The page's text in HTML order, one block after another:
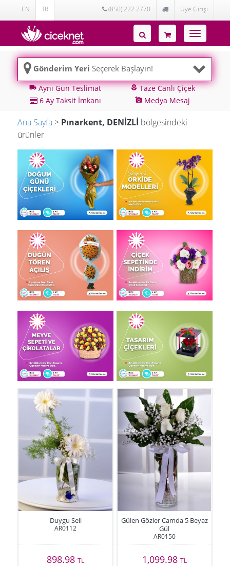
EN TR (850) 222 2770 Üye Girişi
Toggle
navigation
Gönderim Yeri Seçerek Başlayın!
local_shippingAynı Gün Teslimat local_floristTaze Canlı Çiçek
6 Ay Taksit İmkanı
add_a_photo Medya Mesaj
Ana Sayfa > Pınarkent, DENİZLİ bölgesindeki
ürünler
Duygu Seli
AR0112
898.98TL
Gülen Gözler Camda 5 Beyaz
Gül
AR0150
1,099.98 TL